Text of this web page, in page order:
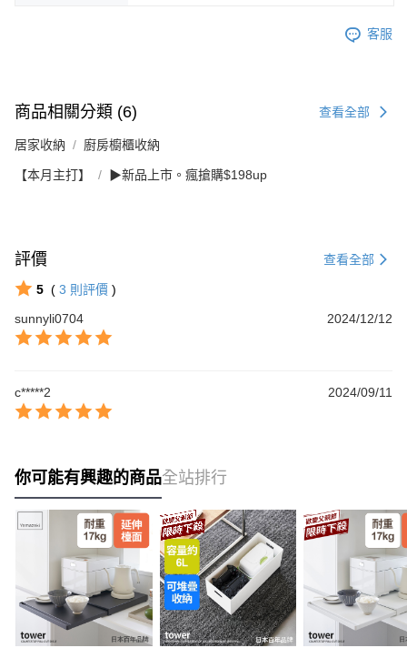
客服
商品相關分類 (6) 查看全部
居家收納 廚房櫥櫃收納
【本月主打】 ▶新品上市。瘋搶購$198up
評價 查看全部
5 ( 3 則評價 )
sunnyli0704
2024/12/12
c*****2 2024/09/11
你可能有興趣的商品全站排行